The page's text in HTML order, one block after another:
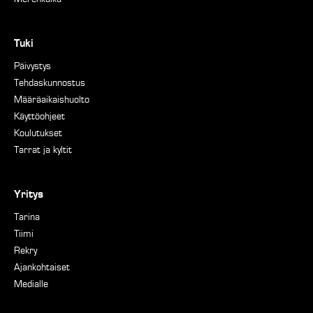
Tuki
Päivystys
Tehdaskunnostus
Määräaikaishuolto
Käyttöohjeet
Koulutukset
Tarrat ja kyltit
Yritys
Tarina
Tiimi
Rekry
Ajankohtaiset
Medialle